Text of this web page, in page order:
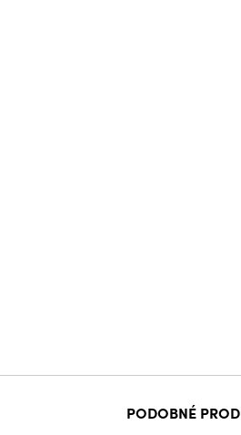
PODOBNÉ